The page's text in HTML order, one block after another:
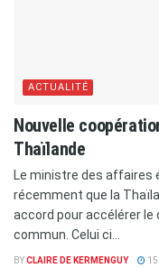
ACTUALITÉ
Nouvelle
Thaïlande
Le ministre des affaires
récemment que la
accord pour accélérer
commun. Celui ci...
BYCLAIRE DE KERMENGUY